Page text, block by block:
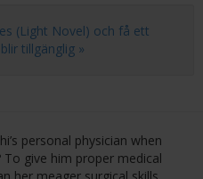
(Light Novel) och få ett
tillgänglig »
personal physician when
To give him proper medical